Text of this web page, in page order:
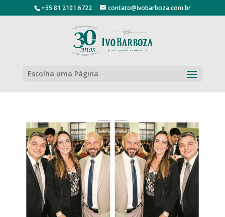
+55 81 2101.6722 contato@ivobarboza.com.br
Escolha uma Página